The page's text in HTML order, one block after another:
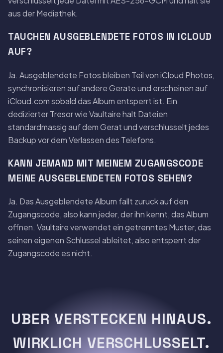
aus der Mediathek.
TAUCHEN AUSGEBLENDETE FOTOS IN ICLOUD
AUF?
Ja. Ausgeblendete Fotos bleiben Teil von iCloud Photos,
synchronisieren auf andere Gerate und erscheinen auf
iCloud.com sobald das Album entsperrt ist. Ein
dedizierter Tresor wie Vaultaire halt Dateien
standardmassig auf dem Gerat und verschlusselt jedes
Backup vor dem Verlassen des Telefons.
KANN JEMAND MIT MEINEM ZUGANGSCODE
MEINE AUSGEBLENDETEN FOTOS SEHEN?
Ja. Das Ausgeblendete Album fallt zuruck auf den
Zugangscode, also kann jeder, der ihn kennt, das Album
offnen. Vaultaire verwendet ein getrenntes Muster, das
seinen eigenen Schlussel ableitet, also entsperrt der
Zugangscode es nicht.
UBER VERSTECKEN HINAUS.
WIRKLICH VERSCHLUSSELT.